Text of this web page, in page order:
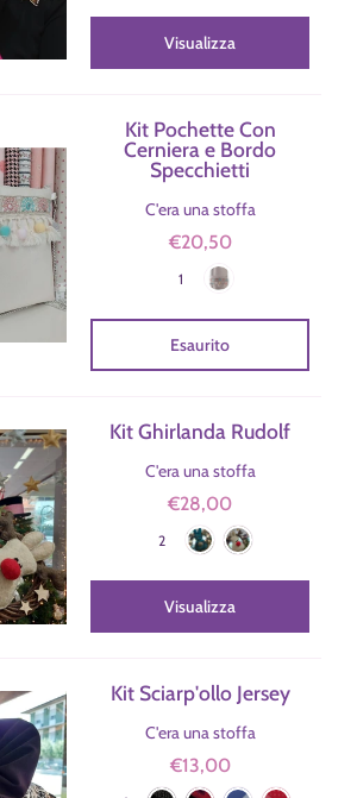
Visualizza
Kit Pochette Con
Cerniera e Bordo
Specchietti
C'era una stoffa
€20,50
Colore
1
Esaurito
Kit Ghirlanda Rudolf
C'era una stoffa
€28,00
Colore
2
Ottanio
Visualizza
Kit Sciarp'ollo Jersey
C'era una stoffa
€13,00
Colore
Nero/PoisNero/FioriRossi